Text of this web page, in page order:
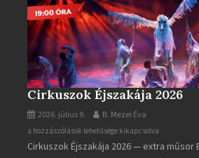
Cirkuszok Éjszakája 2026
2026. július 9. B. Mezei Éva
Cirkuszok
Éjszakája
a hozzászólások lehetősége kikapcsolva
Cirkuszok Éjszakája 2026 — extra műsor